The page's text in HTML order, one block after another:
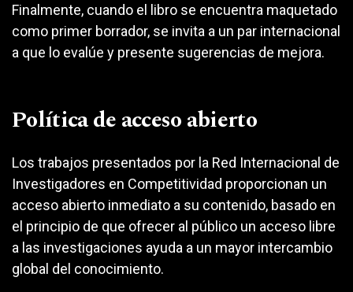
Finalmente, cuando el libro se encuentra maquetado
como primer borrador, se invita a un par internacional
a que lo evalúe y presente sugerencias de mejora.
Política de acceso abierto
Los trabajos presentados por la Red Internacional de
Investigadores en Competitividad proporcionan un
acceso abierto inmediato a su contenido, basado en
el principio de que ofrecer al público un acceso libre
a las investigaciones ayuda a un mayor intercambio
global del conocimiento.